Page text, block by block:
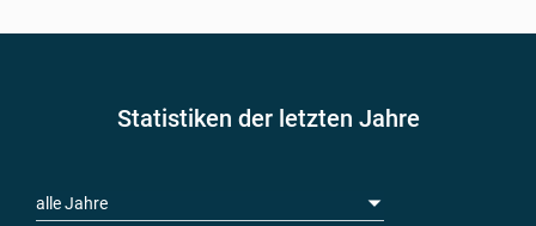
Statistiken der letzten Jahre
alle Jahre